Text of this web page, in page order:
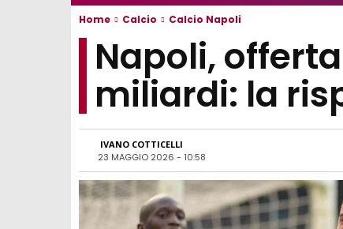
Home Calcio Calcio Napoli
Napoli,
miliardi: la
IVANO COTTICELLI
23 MAGGIO 2026 - 10:58